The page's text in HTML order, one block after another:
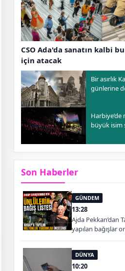
CSO Ada'da sanatın kalbi
için atacak
Bir asırlık
günlerine
büyük isim
Son Haberler
GÜNDEM
13:28
Ajda Pekkan’dan
yapılan bağışlar
DÜNYA
10:20